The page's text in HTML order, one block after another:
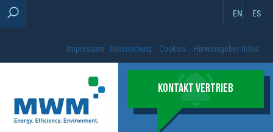
EN ES
Impressum Datenschutz Cookies Hinweisgeber-Infos
KONTAKT VERTRIEB